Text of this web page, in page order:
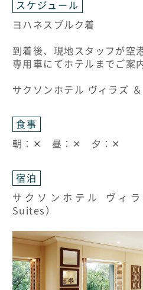
スケジュール
ヨハネスブルク着
到着後、現地スタッフが空
専用車にてホテルまでご案
サクソンホテル ヴィラズ
食事
朝：✕ 昼：✕ 夕：✕
宿泊
サクソンホテル ヴィ
Suites）